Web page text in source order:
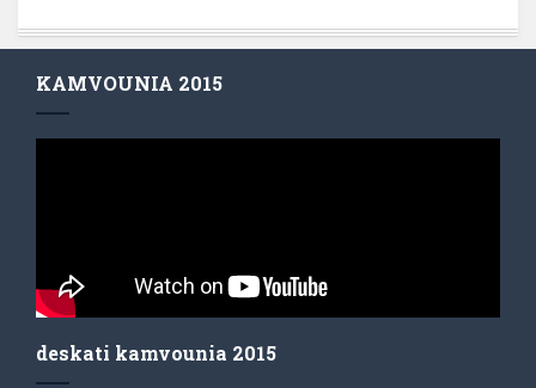
KAMVOUNIA 2015
deskati kamvounia 2015